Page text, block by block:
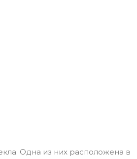
Одна из них расположена в